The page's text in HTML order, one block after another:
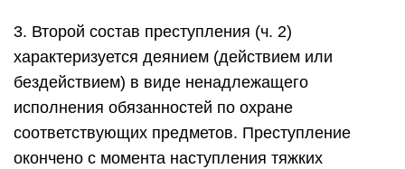
3. Второй состав преступления (ч. 2)
характеризуется деянием (действием или
бездействием) в виде ненадлежащего
исполнения обязанностей по охране
соответствующих предметов. Преступление
окончено с момента наступления тяжких